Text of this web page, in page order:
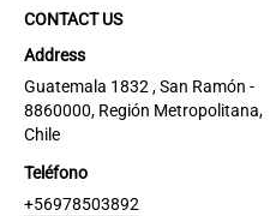
CONTACT US
Address
Guatemala 1832 , San Ramón -
8860000, Región Metropolitana,
Chile
Teléfono
+56978503892